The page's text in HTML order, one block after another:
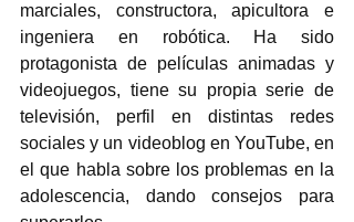
marciales, constructora, apicultora e
ingeniera en robótica. Ha sido
protagonista de películas animadas y
videojuegos, tiene su propia serie de
televisión, perfil en distintas redes
sociales y un videoblog en YouTube, en
el que habla sobre los problemas en la
adolescencia, dando consejos para